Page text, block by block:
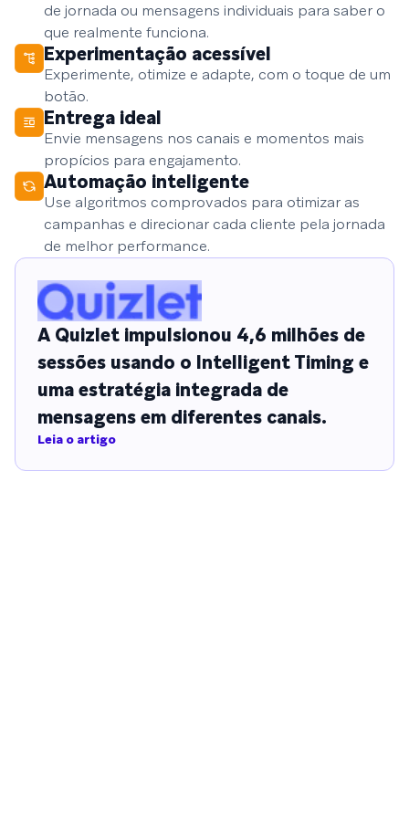
de jornada ou mensagens individuais para saber o
que realmente funciona.
Experimentação acessível
Experimente, otimize e adapte, com o toque de um
botão.
Entrega ideal
Envie mensagens nos canais e momentos mais
propícios para engajamento.
Automação inteligente
Use algoritmos comprovados para otimizar as
campanhas e direcionar cada cliente pela jornada
de melhor performance.
A Quizlet impulsionou 4,6 milhões de
sessões usando o Intelligent Timing e
uma estratégia integrada de
mensagens em diferentes canais.
Leia o artigo